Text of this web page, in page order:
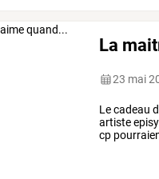
La
23 mai
Lecadeau
artiste
cp